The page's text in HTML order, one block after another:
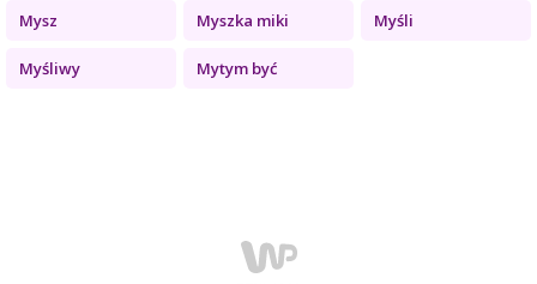
Mysz Myszka miki Myśli
Myśliwy Mytym być